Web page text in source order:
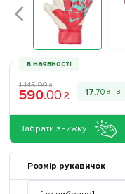
в наявності
1 145.00 ₴
590.00 ₴ 17.70 ₴
Забрати знижку
Розмір рукавичок